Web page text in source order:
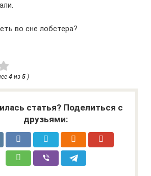
во сне лобстера?
4 из 5 )
статья? Поделиться с
друзьями: